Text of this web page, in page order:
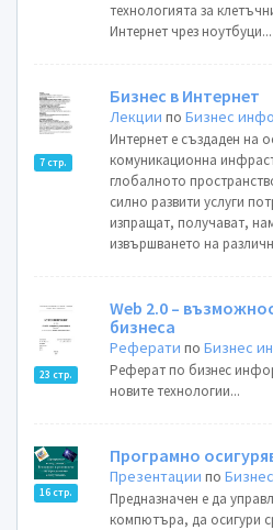
технологията за
Интернет чрез ноутбуци...
7 стр.
Бизнес в Интернет
Лекции поБизнес
Интернет е създаден на
комуникационна
глобалното
силно развити услуги
изпращат, получават,
извършването на
23 стр.
Web 2.0 –
бизнеса
Реферати поБизнес
Реферат по бизнес
новите технологии...
16 стр.
Програмно
Презентации по
Предназначен е да
компютъра, да осигури